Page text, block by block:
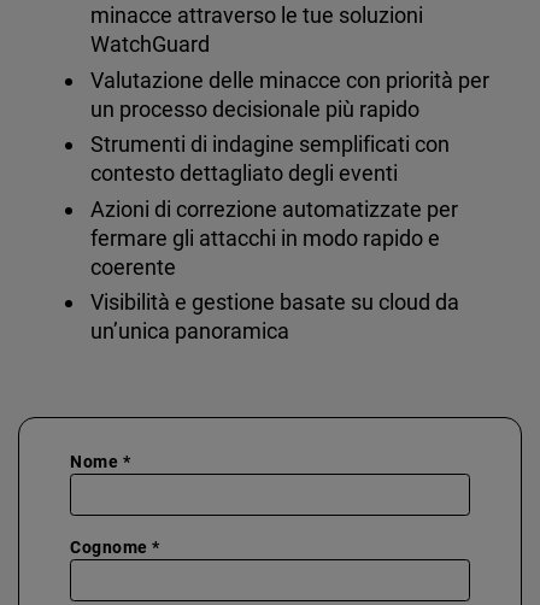
minacce attraverso le tue soluzioni
WatchGuard
Valutazione delle minacce con priorità per
un processo decisionale più rapido
Strumenti di indagine semplificati con
contesto dettagliato degli eventi
Azioni di correzione automatizzate per
fermare gli attacchi in modo rapido e
coerente
Visibilità e gestione basate su cloud da
un’unica panoramica
Nome *
Cognome *